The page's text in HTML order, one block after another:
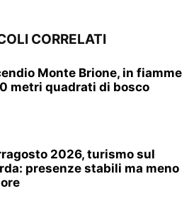
CORRELATI
Monte Brione, in fiamme
metri quadrati di bosco
2026, turismo sul
presenze stabili ma meno